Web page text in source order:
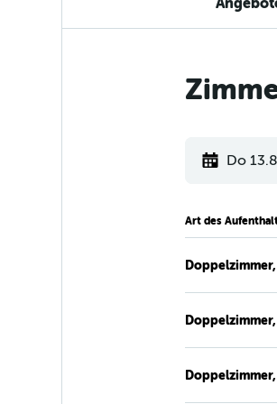
Do
Art des